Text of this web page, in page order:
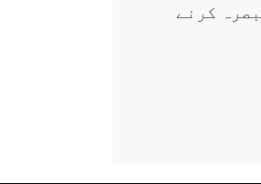
کرنے